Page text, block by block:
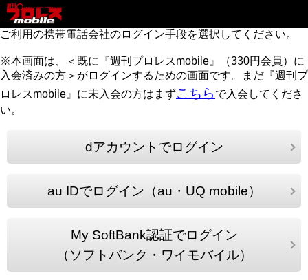
ご利用の携帯電話会社のログイン手段を選択してください。
※本画面は、＜既に『週刊プロレスmobile』（330円会員）に
入会済みの方＞がログインするための画面です。まだ『週刊プ
ロレスmobile』に未入会の方はまずこちら で入会してくださ
い。
dアカウントでログイン
au IDでログイン（au・UQ mobile）
My SoftBank認証でログイン
（ソフトバンク・ワイモバイル）